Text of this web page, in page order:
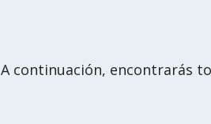
A continuación, encontrarás